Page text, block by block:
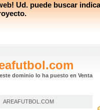
Ud. puede buscar
dominio lo ha puesto en Venta
AREAFUTBOL.COM